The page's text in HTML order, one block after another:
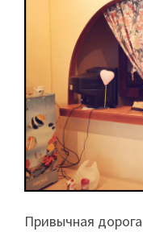
Привычная